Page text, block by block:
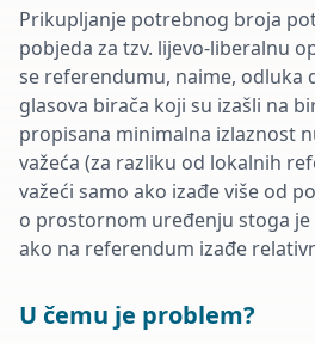
Prikupljanje potrebnog broja
pobjeda za tzv. lijevo-liberalnu
se referendumu, naime, odluka
glasova birača koji su izašli na
propisana minimalna izlaznost
važeća (za razliku od lokalnih
važeći samo ako izađe više od
o prostornom uređenju stoga
ako na referendum izađe
U čemu je problem?